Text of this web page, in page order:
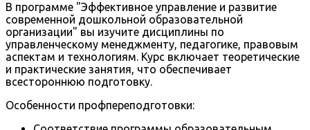
В программе "Эффективное управление и развитие
современной дошкольной образовательной
организации" вы изучите дисциплины по
управленческому менеджменту, педагогике, правовым
аспектам и технологиям. Курс включает теоретические
и практические занятия, что обеспечивает
всестороннюю подготовку.
Особенности профпереподготовки: